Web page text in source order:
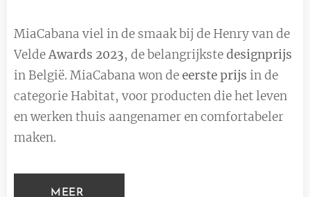
MiaCabana viel in de smaak bij de Henry van de
VeldeAwards 2023, de belangrijkstedesignprijs
in België. MiaCabana won deeerste prijs in de
categorie Habitat, voor producten die het leven
en werken thuis aangenamer en comfortabeler
maken.
MEER